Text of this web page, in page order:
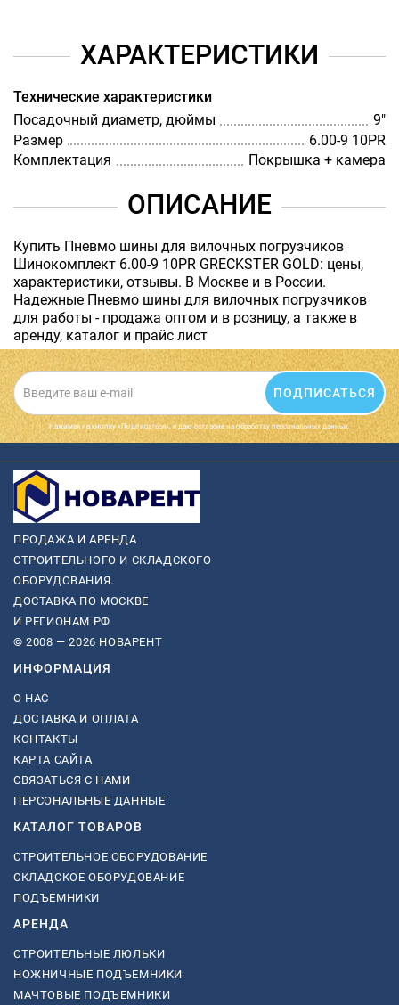
ХАРАКТЕРИСТИКИ
Технические характеристики
Посадочный диаметр, дюймы
9"
Размер
6.00-9 10PR
Комплектация
Покрышка + камера
ОПИСАНИЕ
Купить Пневмо шины для вилочных погрузчиков
Шинокомплект 6.00-9 10PR GRECKSTER GOLD: цены,
характеристики, отзывы. В Москве и в России.
Надежные Пневмо шины для вилочных погрузчиков
для работы - продажа оптом и в розницу, а также в
аренду, каталог и прайс лист
ПОДПИСАТЬСЯ
Нажимая на кнопку «Подписаться», я даю cогласие на обработку персональных данных.
ПРОДАЖА И АРЕНДА
СТРОИТЕЛЬНОГО И СКЛАДСКОГО
ОБОРУДОВАНИЯ.
ДОСТАВКА ПО МОСКВЕ
И РЕГИОНАМ РФ
© 2008 — 2026 НОВАРЕНТ
ИНФОРМАЦИЯ
О НАС
ДОСТАВКА И ОПЛАТА
КОНТАКТЫ
КАРТА САЙТА
СВЯЗАТЬСЯ С НАМИ
ПЕРСОНАЛЬНЫЕ ДАННЫЕ
КАТАЛОГ ТОВАРОВ
СТРОИТЕЛЬНОЕ ОБОРУДОВАНИЕ
СКЛАДСКОЕ ОБОРУДОВАНИЕ
ПОДЪЕМНИКИ
АРЕНДА
СТРОИТЕЛЬНЫЕ ЛЮЛЬКИ
НОЖНИЧНЫЕ ПОДЪЕМНИКИ
МАЧТОВЫЕ ПОДЪЕМНИКИ